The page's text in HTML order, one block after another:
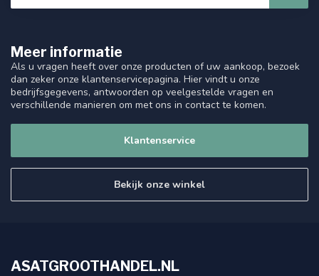
Meer informatie
Als u vragen heeft over onze producten of uw aankoop, bezoek
dan zeker onze klantenservicepagina. Hier vindt u onze
bedrijfsgegevens, antwoorden op veelgestelde vragen en
verschillende manieren om met ons in contact te komen.
Klantenservice
Bekijk onze winkel
ASATGROOTHANDEL.NL